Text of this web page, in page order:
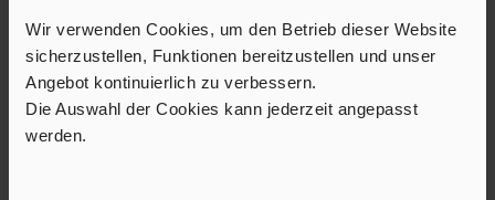
Wir verwenden Cookies, um den Betrieb dieser Website
sicherzustellen, Funktionen bereitzustellen und unser
Angebot kontinuierlich zu verbessern.
Die Auswahl der Cookies kann jederzeit angepasst
werden.
Markisen Thule Omnistor 5200 und Thule Omnistor 6300
mit einer Länge von 3 – 3,5 m.
39,41 €* 48,00 €*